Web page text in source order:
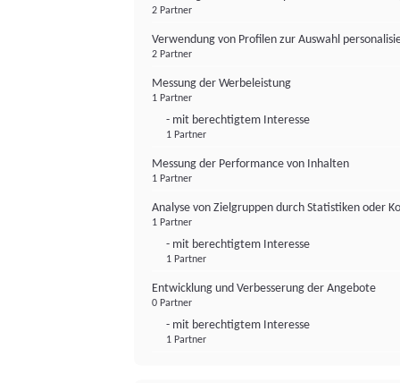
2 Partner
Verwendung von Profilen zur Auswahl
2 Partner
Messung der Werbeleistung
1 Partner
- mit berechtigtem Interesse
1 Partner
Messung der Performance von Inhalten
1 Partner
Analyse von Zielgruppen durch Statistiken oder
1 Partner
- mit berechtigtem Interesse
1 Partner
Entwicklung und Verbesserung der Angebote
0 Partner
- mit berechtigtem Interesse
1 Partner